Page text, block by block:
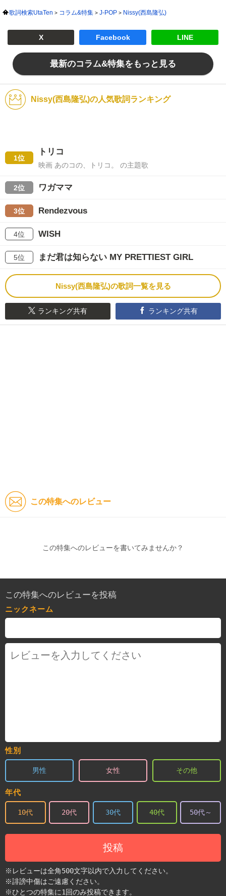
歌詞検索UtaTen コラム&特集 J-POP Nissy(西島隆弘)
X Facebook LINE
最新のコラム&特集をもっと見る
Nissy(西島隆弘)の人気歌詞ランキング
1位
トリコ
映画 あのコの、トリコ。 の主題歌
2位 ワガママ
3位 Rendezvous
4位 WISH
5位 まだ君は知らない MY PRETTIEST GIRL
Nissy(西島隆弘)の歌詞一覧を見る
ランキング共有 ランキング共有
この特集へのレビュー
この特集へのレビューを書いてみませんか？
この特集へのレビューを投稿
ニックネーム
性別
男性 女性 その他
年代
10代 20代 30代 40代 50代～
投稿
※レビューは全角500文字以内で入力してください。
※誹謗中傷はご遠慮ください。
※ひとつの特集に1回のみ投稿できます。